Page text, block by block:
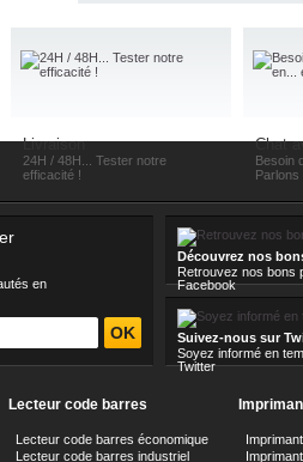
Livraison
24H / 48H... Tester notre
efficacité !
Chat
Besoin
Parlons
en
Découvrez nos
Retrouvez nos bons
Facebook
Suivez-nous sur
Soyez informé en
Twitter
Lecteur code barres
Lecteur code barres économique
Lecteur code barres industriel